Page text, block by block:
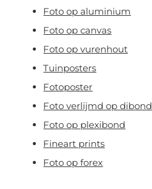
Foto op aluminium
Foto op canvas
Foto op vurenhout
Tuinposters
Fotoposter
Foto verlijmd op dibond
Foto op plexibond
Fineart prints
Foto op forex